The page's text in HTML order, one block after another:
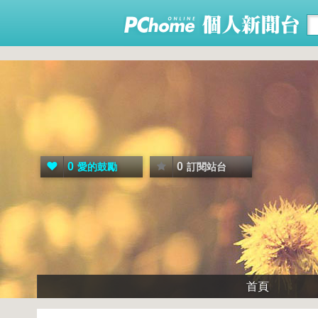
0 愛的鼓勵 0 訂閱站台
首頁